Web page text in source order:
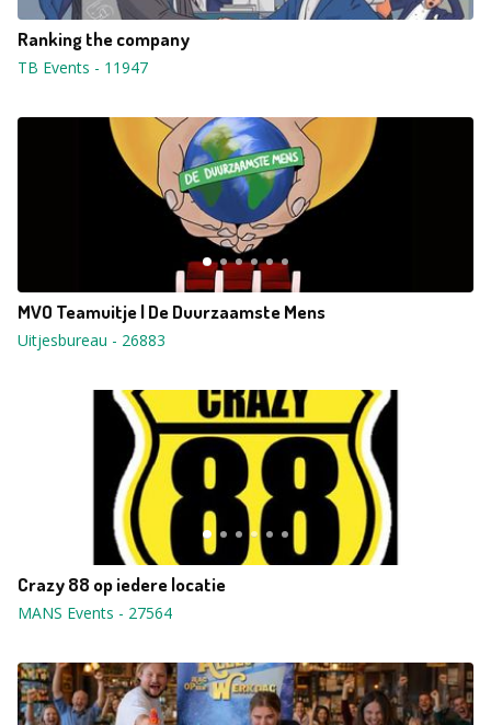
Ranking the company
TB Events - 11947
MVO Teamuitje | De Duurzaamste Mens
Uitjesbureau - 26883
Crazy 88 op iedere locatie
MANS Events - 27564